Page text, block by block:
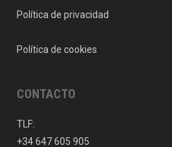
Política de privacidad
Política de cookies
CONTACTO
TLF:
+34 647 605 905